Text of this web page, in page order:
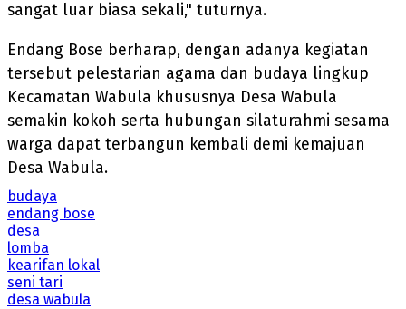
sangat luar biasa sekali," tuturnya.
Endang Bose berharap, dengan adanya kegiatan
tersebut pelestarian agama dan budaya lingkup
Kecamatan Wabula khususnya Desa Wabula
semakin kokoh serta hubungan silaturahmi sesama
warga dapat terbangun kembali demi kemajuan
Desa Wabula.
budaya
endang bose
desa
lomba
kearifan lokal
seni tari
desa wabula